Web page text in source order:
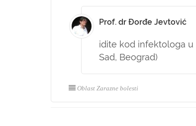
Prof. dr Đorđe Jevtović
idite kod infektologa u
Sad, Beograd)
Oblast Zarazne bolesti